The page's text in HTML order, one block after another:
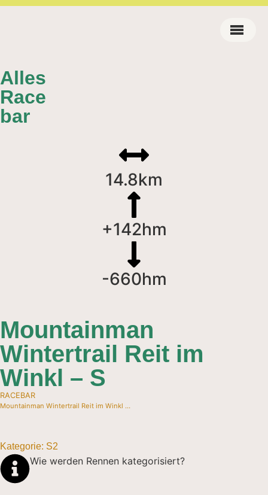
Alles
Race
bar
14.8km
+142hm
-660hm
Mountainman
Wintertrail Reit im
Winkl – S
RACEBAR
Mountainman Wintertrail Reit im Winkl – M
Kategorie: S2
Wie werden Rennen kategorisiert?